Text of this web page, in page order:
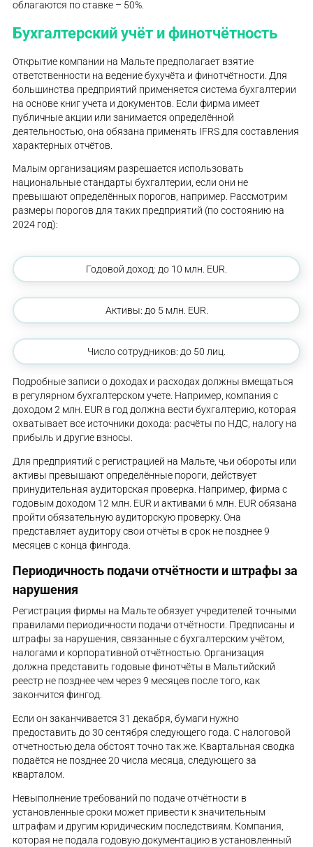
облагаются по ставке – 50%.
Бухгалтерский учёт и финотчётность
Открытие компании на Мальте предполагает взятие
ответственности на ведение бухучёта и финотчётности. Для
большинства предприятий применяется система бухгалтерии
на основе книг учета и документов. Если фирма имеет
публичные акции или занимается определённой
деятельностью, она обязана применять IFRS для составления
характерных отчётов.
Малым организациям разрешается использовать
национальные стандарты бухгалтерии, если они не
превышают определённых порогов, например. Рассмотрим
размеры порогов для таких предприятий (по состоянию на
2024 год):
Годовой доход: до 10 млн. EUR.
Активы: до 5 млн. EUR.
Число сотрудников: до 50 лиц.
Подробные записи о доходах и расходах должны вмещаться
в регулярном бухгалтерском учете. Например, компания с
доходом 2 млн. EUR в год должна вести бухгалтерию, которая
охватывает все источники дохода: расчёты по НДС, налогу на
прибыль и другие взносы.
Для предприятий с регистрацией на Мальте, чьи обороты или
активы превышают определённые пороги, действует
принудительная аудиторская проверка. Например, фирма с
годовым доходом 12 млн. EUR и активами 6 млн. EUR обязана
пройти обязательную аудиторскую проверку. Она
представляет аудитору свои отчёты в срок не позднее 9
месяцев с конца фингода.
Периодичность подачи отчётности и штрафы за
нарушения
Регистрация фирмы на Мальте обязует учредителей точными
правилами периодичности подачи отчётности. Предписаны и
штрафы за нарушения, связанные с бухгалтерским учётом,
налогами и корпоративной отчётностью. Организация
должна представить годовые финотчёты в Мальтийский
реестр не позднее чем через 9 месяцев после того, как
закончится фингод.
Если он заканчивается 31 декабря, бумаги нужно
предоставить до 30 сентября следующего года. С налоговой
отчетностью дела обстоят точно так же. Квартальная сводка
подаётся не позднее 20 числа месяца, следующего за
кварталом.
Невыполнение требований по подаче отчётности в
установленные сроки может привести к значительным
штрафам и другим юридическим последствиям. Компания,
которая не подала годовую документацию в установленный